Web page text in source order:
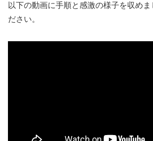
以下の動画に手順と感激の様子を収めま
ださい。